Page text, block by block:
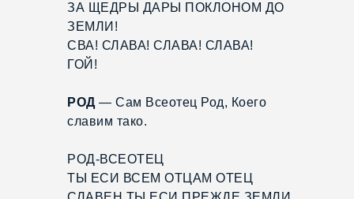
ЗА ЩЕДРЫ ДАРЫ ПОКЛОНОМ ДО
ЗЕМЛИ!
СВА! СЛАВА! СЛАВА! СЛАВА!
ГОЙ!
РОД— Сам Всеотец Род, Коего
славим тако.
РОД-ВСЕОТЕЦ
ТЫ ЕСИ ВСЕМ ОТЦАМ ОТЕЦ